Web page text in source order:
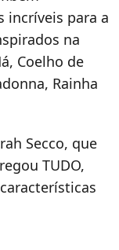
incríveis para a
na
Coelho de
Rainha
Secco, que
TUDO,